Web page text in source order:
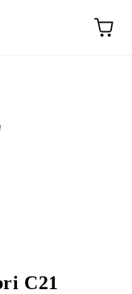
C21